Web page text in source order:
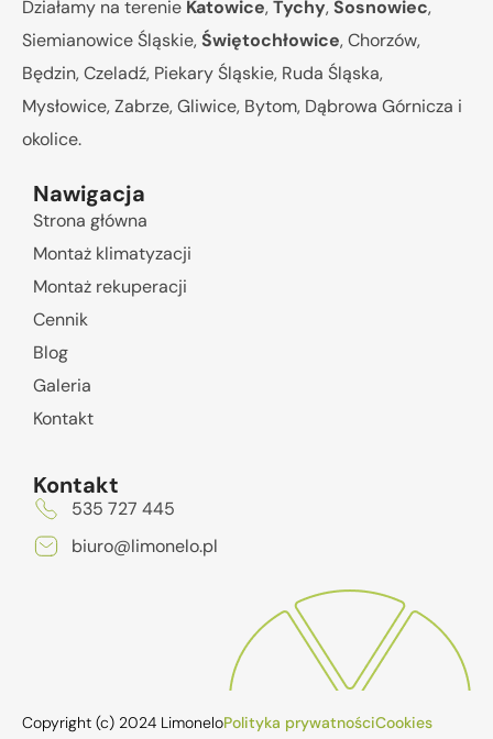
Działamy na terenie Katowice,Tychy,Sosnowiec,
Siemianowice Śląskie,Świętochłowice, Chorzów,
Będzin, Czeladź, Piekary Śląskie, Ruda Śląska,
Mysłowice, Zabrze, Gliwice, Bytom, Dąbrowa Górnicza i
okolice.
Nawigacja
Strona główna
Montaż klimatyzacji
Montaż rekuperacji
Cennik
Blog
Galeria
Kontakt
Kontakt
535 727 445
biuro@limonelo.pl
Copyright (c) 2024 LimoneloPolityka prywatnościCookies